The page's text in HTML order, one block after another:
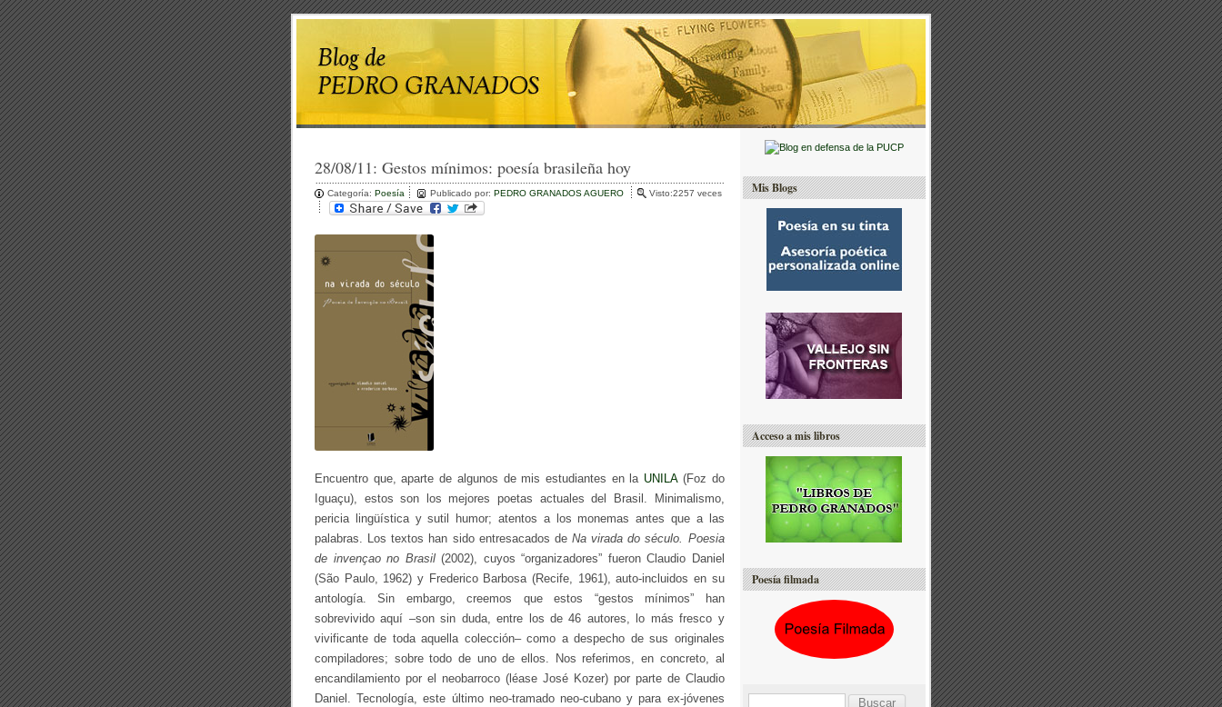
28/08/11: Gestos mínimos: poesía brasileña hoy
Categoría: Poesía Publicado por: PEDRO GRANADOS AGUERO Visto:2257 veces
Encuentro que, aparte de algunos de mis estudiantes en la UNILA (Foz do
Iguaçu), estos son los mejores poetas actuales del Brasil. Minimalismo,
pericia lingüística y sutil humor; atentos a los monemas antes que a las
palabras. Los textos han sido entresacados de Na virada do século. Poesia
de invençao no Brasil(2002), cuyos “organizadores” fueron Claudio Daniel
(São Paulo, 1962) y Frederico Barbosa (Recife, 1961), auto-incluidos en su
antología. Sin embargo, creemos que estos “gestos mínimos” han
sobrevivido aquí –son sin duda, entre los de 46 autores, lo más fresco y
vivificante de toda aquella colección– como a despecho de sus originales
compiladores; sobre todo de uno de ellos. Nos referimos, en concreto, al
encandilamiento por el neobarroco (léase José Kozer) por parte de Claudio
Daniel. Tecnología, este último neo-tramado neo-cubano y para ex-jóvenes
Mis Blogs
Acceso a mis libros
Poesía filmada